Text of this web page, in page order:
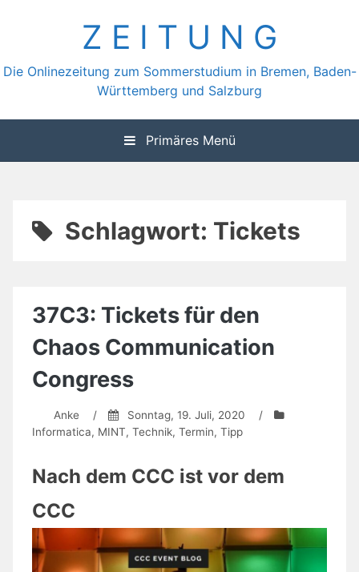
Z E I T U N G
Die Onlinezeitung zum Sommerstudium in Bremen, Baden-
Württemberg und Salzburg
Primäres Menü
Schlagwort: Tickets
37C3: Tickets für den
Chaos Communication
Congress
Anke / Sonntag, 19. Juli, 2020
/
Informatica, MINT, Technik, Termin, Tipp
Nach dem CCC ist vor dem
CCC